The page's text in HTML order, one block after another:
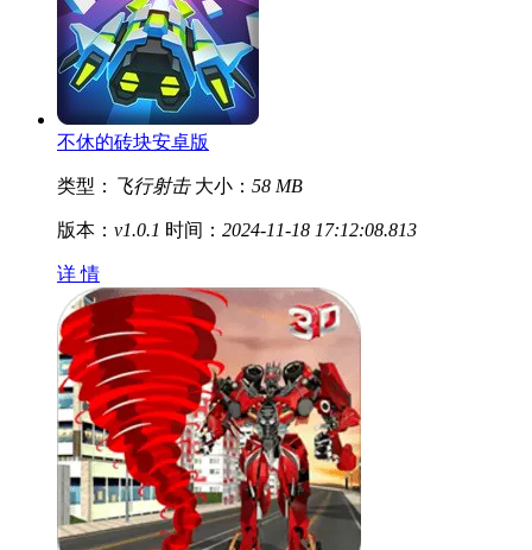
不休的砖块安卓版
类型： 飞行射击 大小： 58 MB
版本： v1.0.1 时间： 2024-11-18 17:12:08.813
详 情